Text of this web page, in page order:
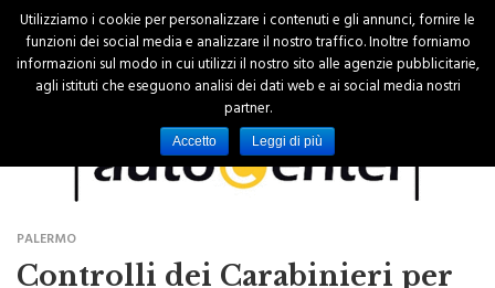
PALERMO
Utilizziamo i cookie per personalizzare i contenuti e gli annunci, fornire le
funzioni dei social media e analizzare il nostro traffico. Inoltre forniamo
informazioni sul modo in cui utilizzi il nostro sito alle agenzie pubblicitarie,
agli istituti che eseguono analisi dei dati web e ai social media nostri
partner.
Accetto Leggi di più